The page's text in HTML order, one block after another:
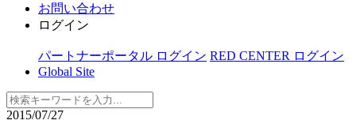
お問い合わせ
ログイン
パートナーポータル ログイン RED CENTER ログイン
Global Site
2015/07/27